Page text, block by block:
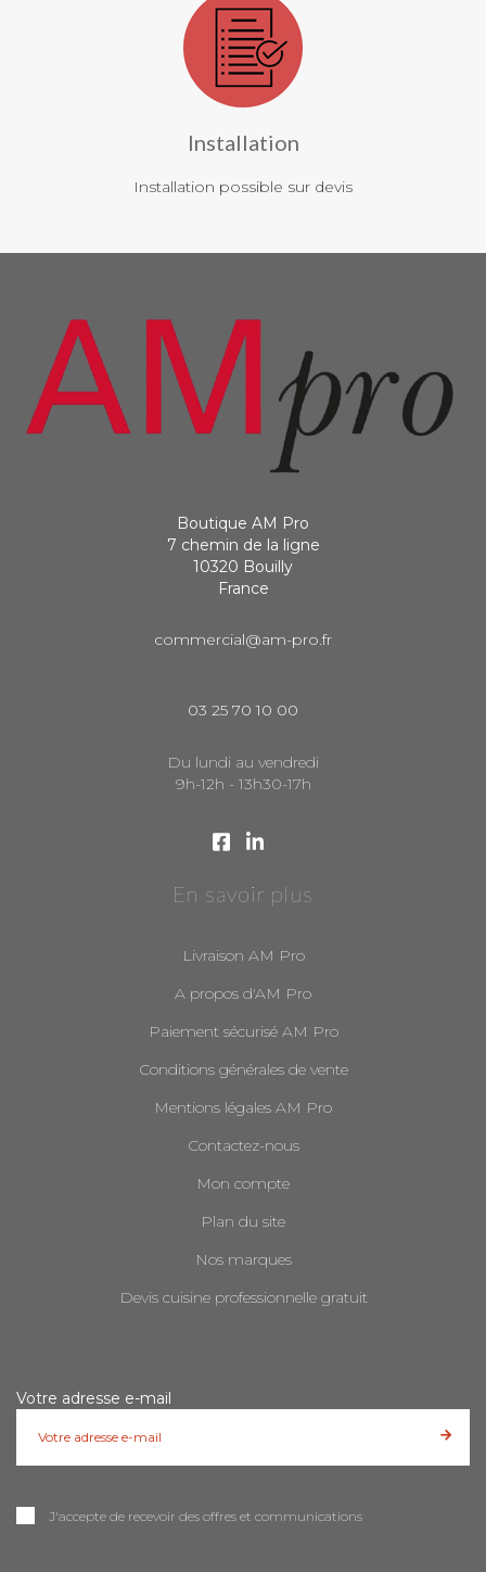
Installation
Installation possible sur devis
Boutique AM Pro
7 chemin de la ligne
10320 Bouilly
France
commercial@am-pro.fr
03 25 70 10 00
Du lundi au vendredi
9h-12h - 13h30-17h
En savoir plus
Livraison AM Pro
A propos d'AM Pro
Paiement sécurisé AM Pro
Conditions générales de vente
Mentions légales AM Pro
Contactez-nous
Mon compte
Plan du site
Nos marques
Devis cuisine professionnelle gratuit
Votre adresse e-mail
J'accepte de recevoir des offres et communications